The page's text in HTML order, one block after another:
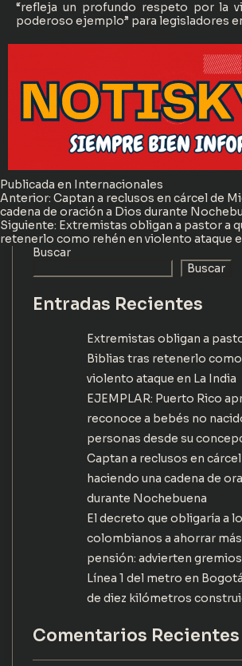
“refleja un profundo respeto por la
poderoso ejemplo” para legisladores
Publicada en Internacionales
Navegación
de
entradas
Anterior: Captan a reclusos en cárcel de
cadena de oración a Dios durante
Siguiente: Extremistas obligan a pastor a
retenerlo como rehén en violento ataque
Buscar
Buscar
Entradas Recientes
Extremistas obligan a
Biblias tras retenerlo
violento ataque en La India
EJEMPLAR: Puerto Rico
reconoce a bebés no
personas desde su
Captan a reclusos en
haciendo una cadena de
durante Nochebuena
El decreto que obligaría a
colombianos a ahorrar
pensión: advierten gremios
Línea 1 del metro en
de diez kilómetros
Comentarios Recientes